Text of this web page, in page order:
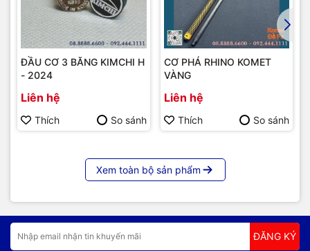
ĐẦU CƠ 3 BĂNG KIMCHI H
- 2024
Liên hệ
Thích So sánh
CƠ PHÁ RHINO KOMET
VÀNG
Liên hệ
Thích So sánh
Xem toàn bộ sản phẩm
ĐĂNG KÝ